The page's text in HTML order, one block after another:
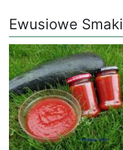
Ewusiowe Smaki